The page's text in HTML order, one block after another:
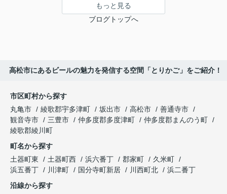
もっと見る
ブログトップへ
高松市にあるビールの魅力を発信する空間「とりかご」をご紹介！
市区町村から探す
丸亀市
綾歌郡宇多津町 坂出市 高松市
善通寺市
観音寺市
三豊市 仲多度郡多度津町
仲多度郡まんのう町
綾歌郡綾川町
町名から探す
土器町東
土器町西 浜六番丁 郡家町
久米町
浜五番丁
川津町 国分寺町新居 川西町北
浜二番丁
沿線から探す